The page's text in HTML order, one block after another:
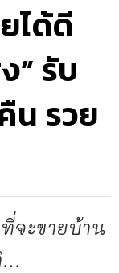
ได้ดี
” รับ
น รวย
จะขายบ้าน